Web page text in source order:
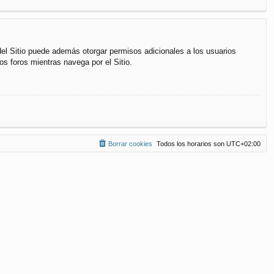
Sitio puede además otorgar permisos adicionales a los usuarios
foros mientras navega por el Sitio.
Todos los horarios son UTC+02:00
Borrar cookies